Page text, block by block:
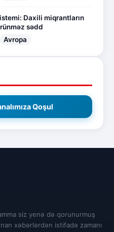
Daxili miqrantların
sədd
Avropa
Qoşul
siz yenə də qorunurmuş
xəbərlərdən istifadə zamanı